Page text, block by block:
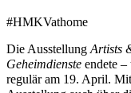
#HMKVathome
Die AusstellungArtists
Geheimdienste endete
regulär am 19. April.